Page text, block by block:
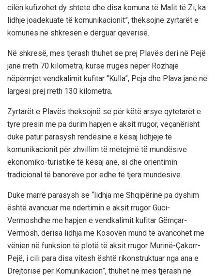
cilën kufizohet dy shtete dhe disa komuna të Malit të Zi, ka
lidhje joadekuate të komunikacionit”, theksojnë zyrtarët e
komunës në shkresën e dërguar qeverisë.
Në shkresë, mes tjerash thuhet se prej Plavës deri në Pejë
janë rreth 70 kilometra, kurse rrugës nëpër Rozhajë
nëpërmjet vendkalimit kufitar “Kulla”, Peja dhe Plava janë në
largësi prej rreth 130 kilometra.
Zyrtarët e Plavës theksojnë se për këtë arsye qytetarët e
tyre presin me pa durim hapjen e aksit rrugor, veçanërisht
duke patur parasysh rëndësinë e kësaj lidhjeje të
komunikacionit për zhvillim të mëtejmë të mundësive
ekonomiko-turistike të kësaj ane, si dhe orientimin
tradicional të banorëve por edhe të tjera mundësive.
Duke marrë parasysh se “lidhja me Shqipërinë pa dyshim
është avancuar me ndërtimin e aksit rrugor Guci-
Vermoshdhe me hapjen e vendkalimit kufitar Gërnçar-
Vermosh, derisa lidhja me Kosovën mund të avancohet me
vënien në funksion të plotë të aksit rrugor Murinë-Çakorr-
Pejë, i cili para disa vitesh është rikonstruktuar nga ana e
Drejtorisë për Komunikacion”, thuhet në mes tjerash në